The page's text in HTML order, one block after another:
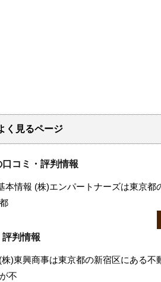
く見るページ
コミ・評判情報
本情報 (株)エンパートナーズは東京都
判情報
)東興商事は東京都の新宿区にある不
不